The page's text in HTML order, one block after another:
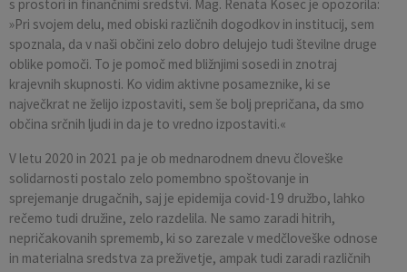
s prostori in finančnimi sredstvi. Mag. Renata Kosec je opozorila:
»Pri svojem delu, med obiski različnih dogodkov in institucij, sem
spoznala, da v naši občini zelo dobro delujejo tudi številne druge
oblike pomoči. To je pomoč med bližnjimi sosedi in znotraj
krajevnih skupnosti. Ko vidim aktivne posameznike, ki se
največkrat ne želijo izpostaviti, sem še bolj prepričana, da smo
občina srčnih ljudi in da je to vredno izpostaviti.«
V letu 2020 in 2021 pa je ob mednarodnem dnevu človeške
solidarnosti postalo zelo pomembno spoštovanje in
sprejemanje drugačnih, saj je epidemija covid-19 družbo, lahko
rečemo tudi družine, zelo razdelila. Ne samo zaradi hitrih,
nepričakovanih sprememb, ki so zarezale v medčloveške odnose
in materialna sredstva za preživetje, ampak tudi zaradi različnih